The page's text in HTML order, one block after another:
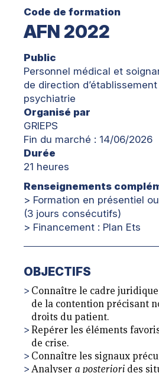
Code de formation
AFN 2022
Public
Personnel médical et
de direction
psychiatrie
Organisé par
GRIEPS
Fin du marché : 14/06/2026
Durée
21 heures
Renseignements
> Formation en présentiel
(3 jours consécutifs)
> Financement : Plan Ets
OBJECTIFS
Connaître le cadre
de la contention précisant
droits du patient.
Repérer les éléments
de crise.
Connaître les signaux
Analyser a posteriorides